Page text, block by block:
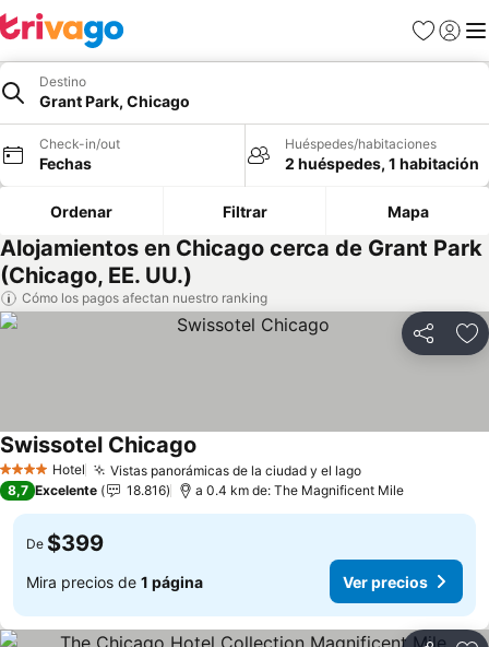
Favoritos
Iniciar
Destino
Grant Park, Chicago
Check-in/out
Fechas
Huéspedes/habitaciones
2 huéspedes, 1 habitación
Ordenar Filtrar Mapa
Alojamientos en Chicago cerca de Grant Park
(Chicago, EE. UU.)
Cómo los pagos afectan nuestro ranking
Compartir
4 EstrellasHotel Vistas panorámicas de la ciudad y el lagoVer precios
Swissotel Chicago
8,7 Excelente 18.816 a 0.4 km de: The Magnificent Mile
De $399
Mira precios de 1 página Ver precios